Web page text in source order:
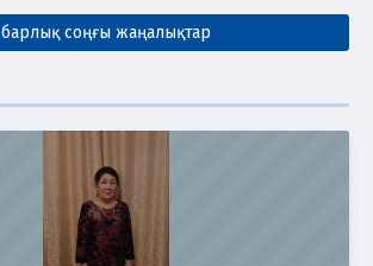
барлық соңғы жаңалықтар